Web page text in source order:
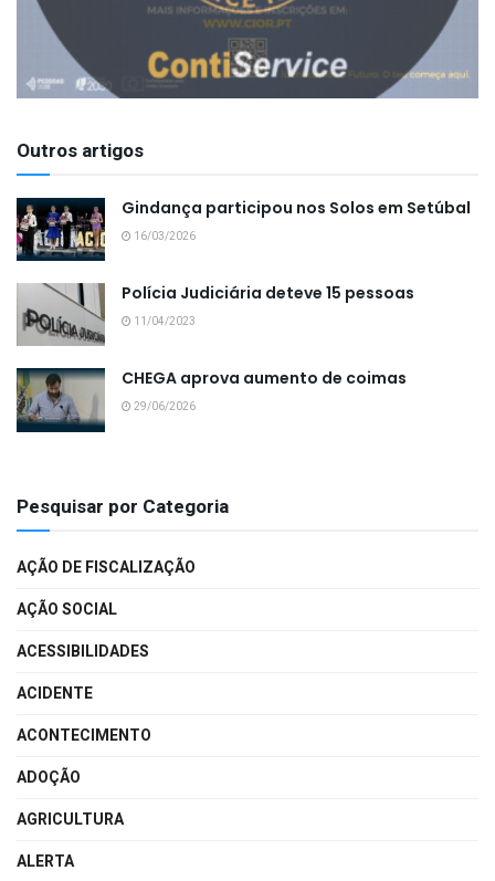
Outros artigos
Gindança participou nos Solos em Setúbal
16/03/2026
Polícia Judiciária deteve 15 pessoas
11/04/2023
CHEGA aprova aumento de coimas
29/06/2026
Pesquisar por Categoria
AÇÃO DE FISCALIZAÇÃO
AÇÃO SOCIAL
ACESSIBILIDADES
ACIDENTE
ACONTECIMENTO
ADOÇÃO
AGRICULTURA
ALERTA